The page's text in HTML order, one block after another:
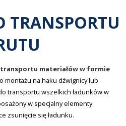
TRANSPORTU
materiałów w formie
montażu na haku dźwignicy lub
transportu wszelkich ładunków w
w specjalny elementy
zsunięcie się ładunku.